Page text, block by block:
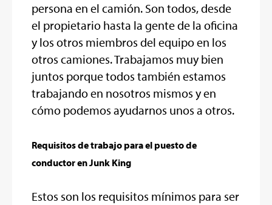
persona en el camión. Son todos, desde
el propietario hasta la gente de la oficina
y los otros miembros del equipo en los
otros camiones. Trabajamos muy bien
juntos porque todos también estamos
trabajando en nosotros mismos y en
cómo podemos ayudarnos unos a otros.
Requisitos de trabajo para el puesto de
conductor en Junk King
Estos son los requisitos mínimos para ser